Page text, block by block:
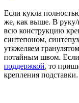
Если кукла
же, как выше. В руку/
всю конструкцию
синтепоном,
утяжеляем
потайным швом. Если
поддержкой, то
крепления